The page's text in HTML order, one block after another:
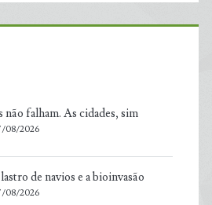
não falham. As cidades, sim
08/2026
de navios e a bioinvasão
08/2026